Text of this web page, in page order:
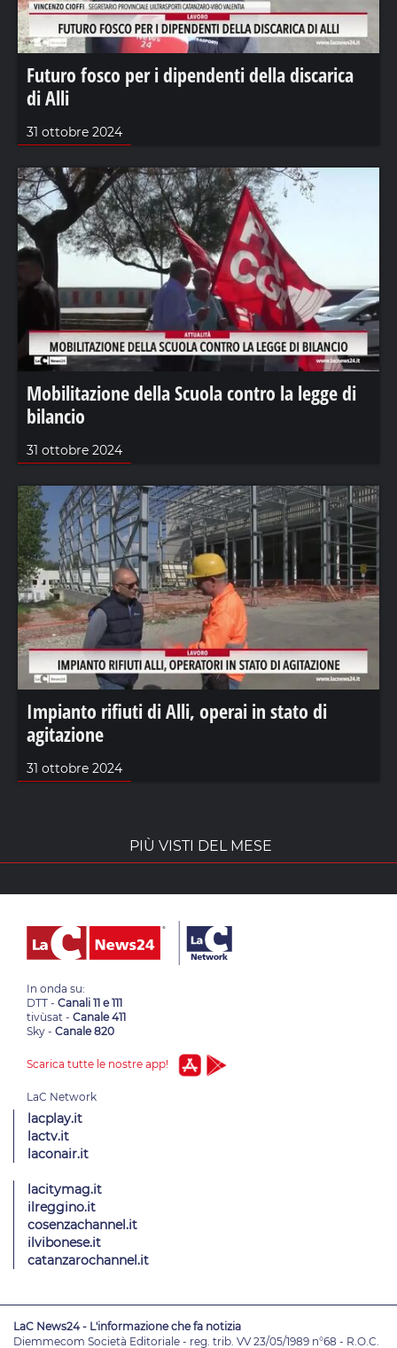
Futuro fosco per i dipendenti della discarica
di Alli
31 ottobre 2024
Mobilitazione della Scuola contro la legge di
bilancio
31 ottobre 2024
Impianto rifiuti di Alli, operai in stato di
agitazione
31 ottobre 2024
PIÙ VISTI DEL MESE
In onda su:
DTT - Canali 11 e 111
tivùsat - Canale 411
Sky - Canale 820
Scarica tutte le nostre app!
lacplay.it
lactv.it
laconair.it
lacitymag.it
ilreggino.it
cosenzachannel.it
ilvibonese.it
catanzarochannel.it
LaC News24 - L'informazione che fa notizia
Diemmecom Società Editoriale - reg. trib. VV 23/05/1989 n°68 - R.O.C.